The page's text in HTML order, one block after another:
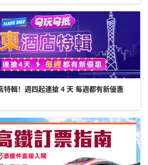
特輯！週四起連搶 4 天 每週都有新優惠